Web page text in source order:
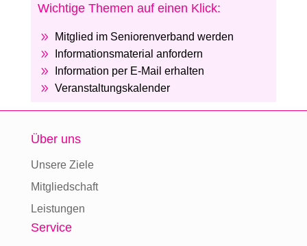
Wichtige Themen auf einen Klick:
9 Mitglied im Seniorenverband werden
9 Informationsmaterial anfordern
9 Information per E-Mail erhalten
9 Veranstaltungskalender
Über uns
Unsere Ziele
Mitgliedschaft
Leistungen
Service